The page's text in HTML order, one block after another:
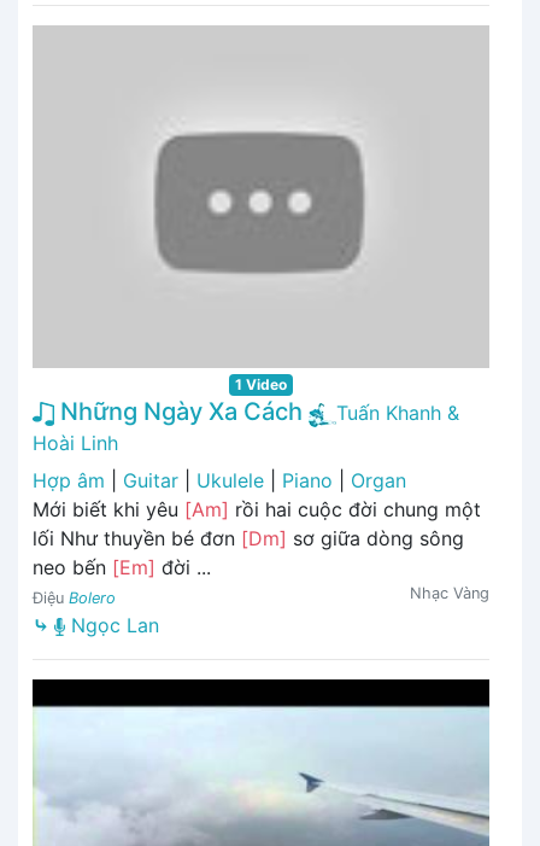
1 Video
Những Ngày Xa Cách
Tuấn Khanh &
Hoài Linh
Hợp âm
Guitar Ukulele Piano
Organ
Mới biết khi yêu [Am] rồi hai cuộc đời chung một
lối Như thuyền bé đơn [Dm] sơ giữa dòng sông
neo bến [Em] đời ...
Điệu Bolero Nhạc Vàng
⤷ Ngọc Lan